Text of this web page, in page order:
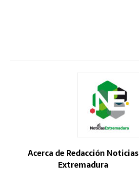
Acerca de Redacción Noticias
Extremadura